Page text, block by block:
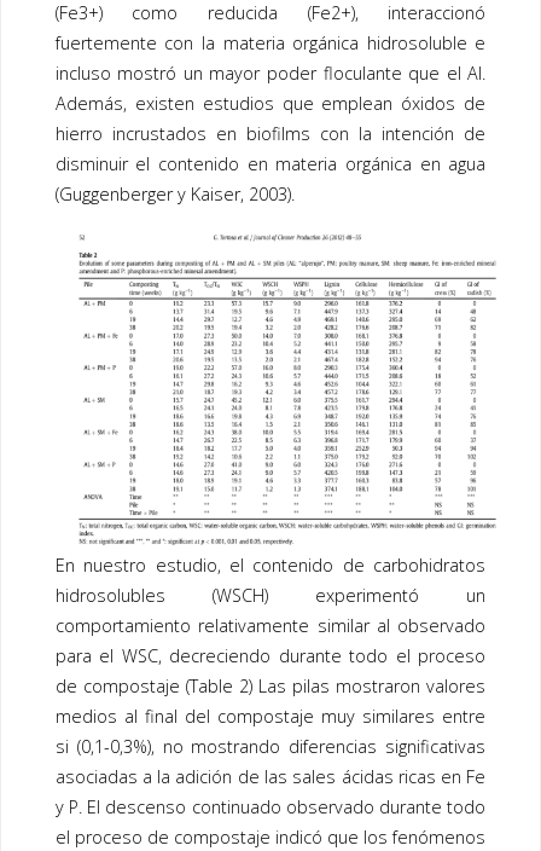
(Fe3+) como reducida (Fe2+), interaccionó
fuertemente con la materia orgánica hidrosoluble e
incluso mostró un mayor poder floculante que el Al.
Además, existen estudios que emplean óxidos de
hierro incrustados en biofilms con la intención de
disminuir el contenido en materia orgánica en agua
(Guggenberger y Kaiser, 2003).
En nuestro estudio, el contenido de carbohidratos
hidrosolubles (WSCH) experimentó un
comportamiento relativamente similar al observado
para el WSC, decreciendo durante todo el proceso
de compostaje (Table 2) Las pilas mostraron valores
medios al final del compostaje muy similares entre
si (0,1-0,3%), no mostrando diferencias significativas
asociadas a la adición de las sales ácidas ricas en Fe
y P. El descenso continuado observado durante todo
el proceso de compostaje indicó que los fenómenos